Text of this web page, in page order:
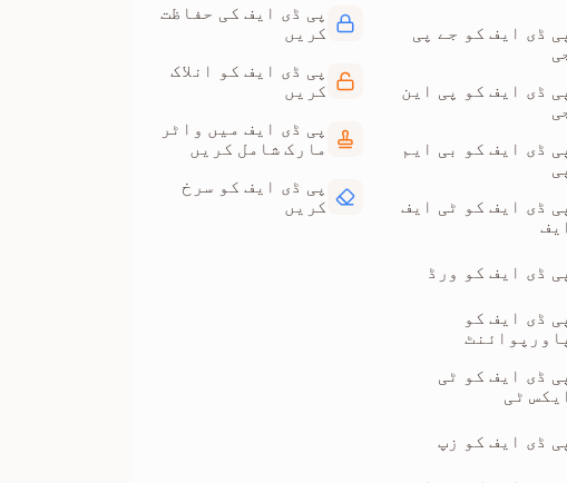
پی ڈی ایف کو جے پی
پی ڈی ایف کو پی این
پی ڈی ایف کو بی ایم
پی
پی ڈی ایف کو ٹی ایف
ایف
پی ڈی ایف کو ورڈ
پی ڈی ایف کو
پاورپوائنٹ
پی ڈی ایف کو ٹی
ایکس ٹی
پی ڈی ایف کو زپ
پی ڈی ایف کی حفاظت
کریں
پی ڈی ایف کو انلاک
کریں
پی ڈی ایف میں واٹر
مارک شامل کریں
پی ڈی ایف کو سرخ
کریں